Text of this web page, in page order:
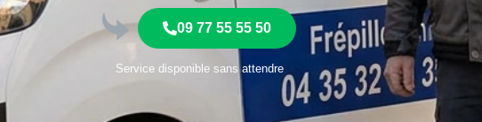
09 77 55 55 50
Service disponible sans attendre